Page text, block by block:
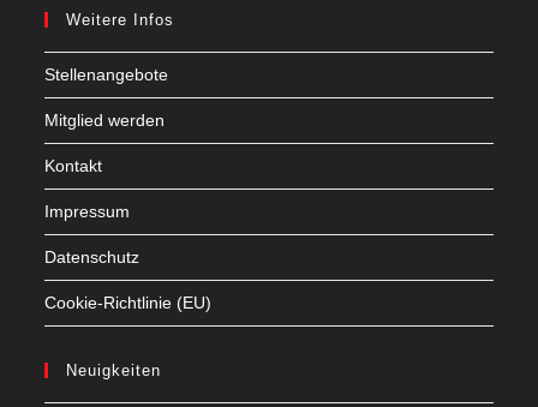
Weitere Infos
Stellenangebote
Mitglied werden
Kontakt
Impressum
Datenschutz
Cookie-Richtlinie (EU)
Neuigkeiten